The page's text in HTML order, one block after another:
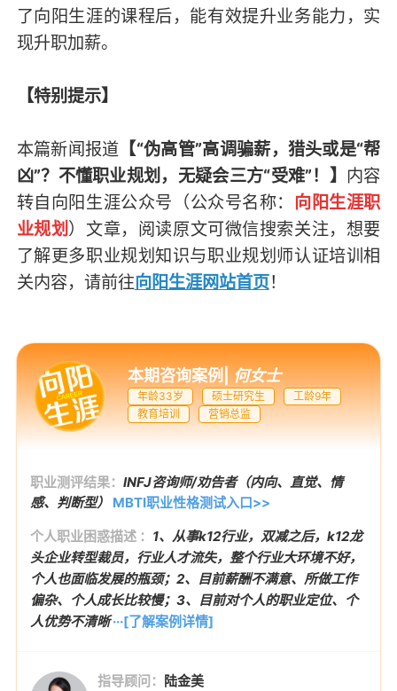
了向阳生涯的课程后，能有效提升业务能力，实
现升职加薪。
【特别提示】
本篇新闻报道 【“伪高管”高调骗薪，猎头或是“帮
凶”？不懂职业规划，无疑会三方“受难”！】 内容
转自向阳生涯公众号（公众号名称： 向阳生涯职
业规划 ） 文章，阅读原文可微信搜索关注，想要
了解更多职业规划知识与职业规划师认证培训相
关内容，请前往向阳生涯网站首页！
本期咨询案例|何女士
年龄33岁 硕士研究生
工龄9年
教育培训
营销总监
职业测评结果： INFJ咨询师/劝告者（内向、直觉、情
感、判断型）
MBTI职业性格测试入口>>
个人职业困惑描述 ： 1、从事k12行业，双减之后，k12龙
头企业转型裁员，行业人才流失，整个行业大环境不好，
个人也面临发展的瓶颈；2、目前薪酬不满意、所做工作
偏杂、个人成长比较慢；3、目前对个人的职业定位、个
人优势不清晰···[了解案例详情]
指导顾问： 陆金美